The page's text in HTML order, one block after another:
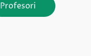
Profesori